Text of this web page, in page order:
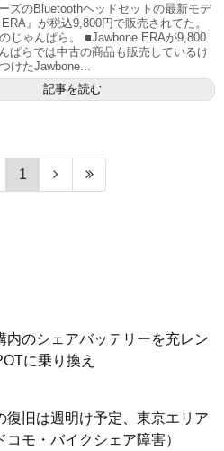
ズのBluetoothヘッドセットの最新モデ
』が税込9,800円で販売されてた。
じゃんぱら。 ■Jawbone ERAが9,800
ぱらでは中古の商品も販売しているけ
けたJawbone...
記事を読む
1
内のシェアバッテリーを充レン
に乗り換え
復旧は週明け予定、東京エリア
コモ・バイクシェア障害）